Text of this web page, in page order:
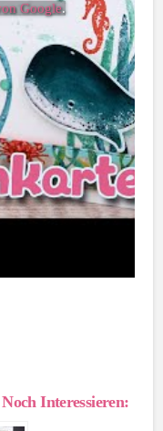
Google.
Interessieren: